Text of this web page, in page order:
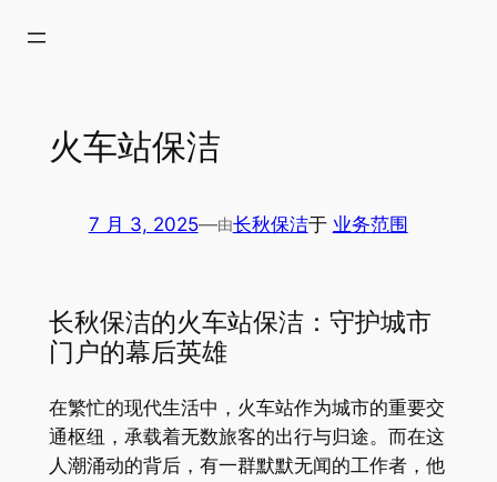
火车站保洁
7 月 3, 2025—由长秋保洁于 业务范围
长秋保洁的火车站保洁：守护城市
门户的幕后英雄
在繁忙的现代生活中，火车站作为城市的重要交
通枢纽，承载着无数旅客的出行与归途。而在这
人潮涌动的背后，有一群默默无闻的工作者，他